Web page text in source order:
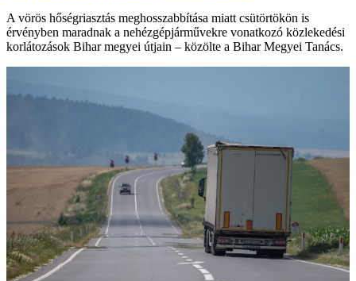
A vörös hőségriasztás meghosszabbítása miatt csütörtökön is
érvényben maradnak a nehézgépjárművekre vonatkozó közlekedési
korlátozások Bihar megyei útjain – közölte a Bihar Megyei Tanács.